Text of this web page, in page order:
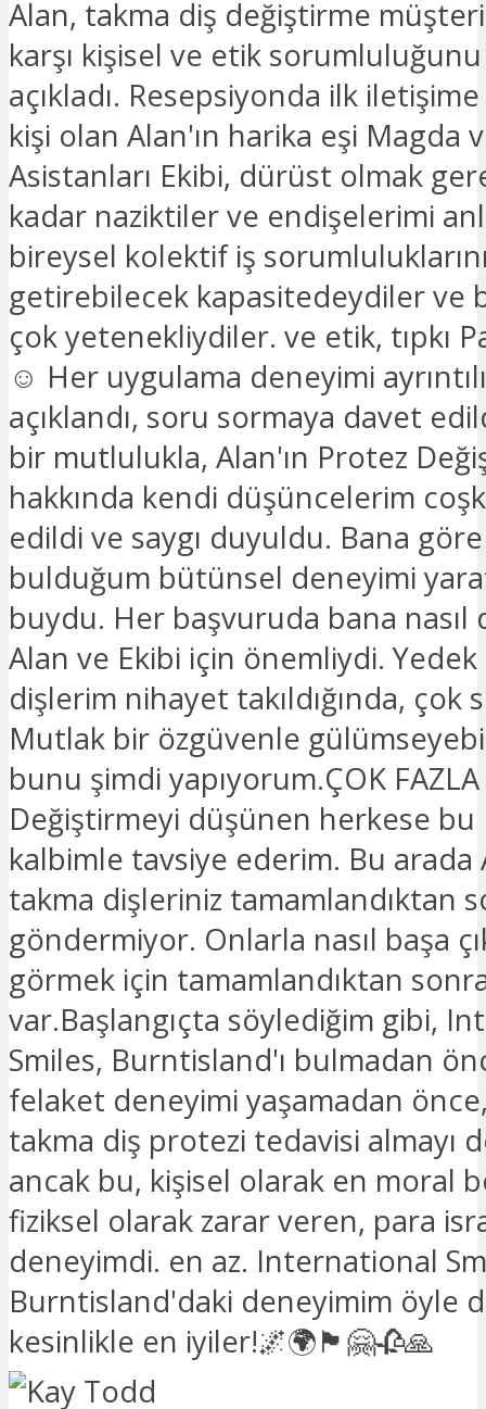
Alan, takma diş değiştirme
karşı kişisel ve etik
açıkladı. Resepsiyonda ilk
kişi olan Alan'ın harika eşi Magda
Asistanları Ekibi, dürüst olmak
kadar naziktiler ve endişelerimi
bireysel kolektif iş
getirebilecek kapasitedeydiler ve
çok yetenekliydiler. ve etik, tıpkı
☺️ Her uygulama deneyimi
açıklandı, soru sormaya davet
bir mutlulukla, Alan'ın Protez
hakkında kendi düşüncelerim
edildi ve saygı duyuldu. Bana
bulduğum bütünsel deneyimi
buydu. Her başvuruda bana nasıl
Alan ve Ekibi için önemliydi.
dişlerim nihayet takıldığında, çok
Mutlak bir özgüvenle
bunu şimdi yapıyorum.ÇOK
Değiştirmeyi düşünen herkese bu
kalbimle tavsiye ederim. Bu arada
takma dişleriniz tamamlandıktan
göndermiyor. Onlarla nasıl başa
görmek için tamamlandıktan
var.Başlangıçta söylediğim gibi,
Smiles, Burntisland'ı bulmadan
felaket deneyimi yaşamadan
takma diş protezi tedavisi almayı
ancak bu, kişisel olarak en moral
fiziksel olarak zarar veren, para
deneyimdi. en az. International
Burntisland'daki deneyimim öyle
kesinlikle en iyiler!🌌🌍🏴🤗🥀🙏